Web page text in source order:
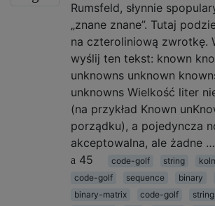
Rumsfeld, słynnie
„znane znane”. Tutaj
na czteroliniową zwrotkę.
wyślij ten tekst: known
unknowns unknown
unknowns Wielkość liter
(na przykład Known
porządku), a pojedyncza
akceptowalna, ale żadne …
45
code-golf string
code-golf
sequence binary
binary-matrix
code-golf string